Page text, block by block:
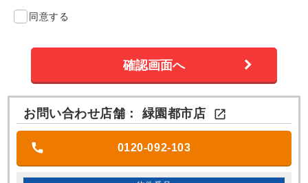
同意する
お問い合わせ店舗： 緑園都市店 
0120-092-103